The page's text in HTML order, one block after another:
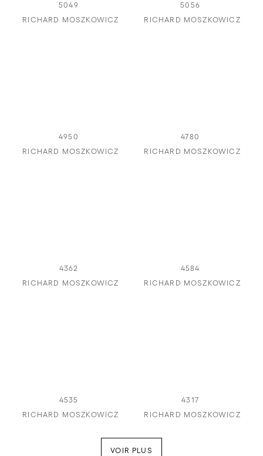
5049
RICHARD MOSZKOWICZ
5056
RICHARD MOSZKOWICZ
4950
RICHARD MOSZKOWICZ
4780
RICHARD MOSZKOWICZ
4362
RICHARD MOSZKOWICZ
4584
RICHARD MOSZKOWICZ
4535
RICHARD MOSZKOWICZ
4317
RICHARD MOSZKOWICZ
VOIR PLUS